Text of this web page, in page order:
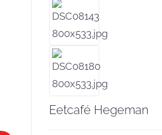
Eetcafé Hegeman
ONTBIJT & LUNCH-VERZORGING